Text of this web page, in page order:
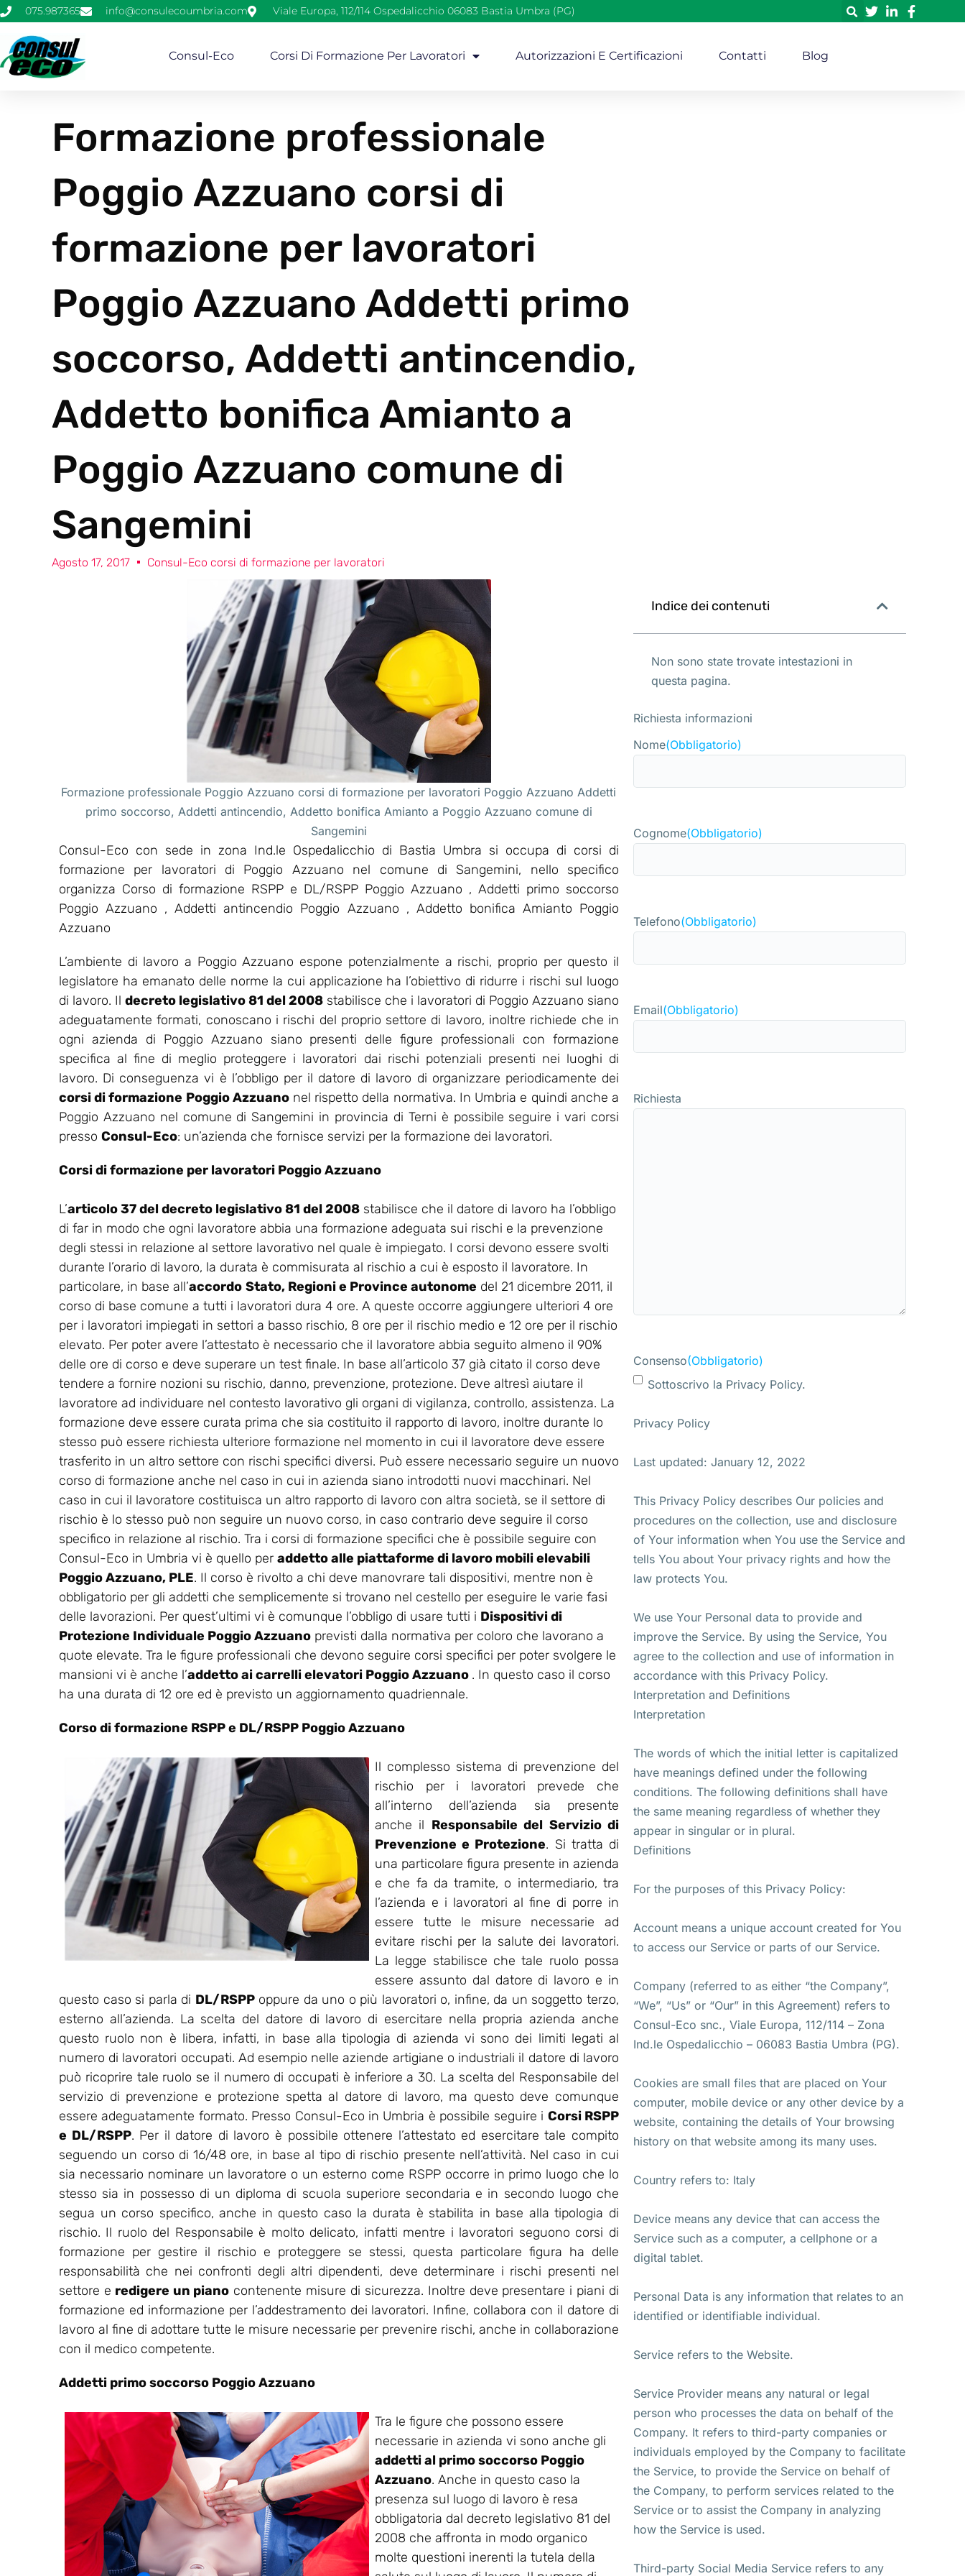
075.987365 info@consulecoumbria.com Viale Europa, 112/114 Ospedalicchio 06083 Bastia Umbra (PG)
Consul-Eco Corsi Di Formazione Per Lavoratori Autorizzazioni E Certificazioni Contatti Blog
Formazione professionale
Poggio Azzuano corsi di
formazione per lavoratori
Poggio Azzuano Addetti primo
soccorso, Addetti antincendio,
Addetto bonifica Amianto a
Poggio Azzuano comune di
Sangemini
Agosto 17, 2017 Consul-Eco corsi di formazione per lavoratori
Formazione professionale Poggio Azzuano corsi di formazione per lavoratori Poggio Azzuano Addetti
primo soccorso, Addetti antincendio, Addetto bonifica Amianto a Poggio Azzuano comune di
Sangemini
Consul-Eco con sede in zona Ind.le Ospedalicchio di Bastia Umbra si occupa di corsi di
formazione per lavoratori di Poggio Azzuano nel comune di Sangemini, nello specifico
organizza Corso di formazione RSPP e DL/RSPP Poggio Azzuano , Addetti primo soccorso
Poggio Azzuano , Addetti antincendio Poggio Azzuano , Addetto bonifica Amianto Poggio
Azzuano
L’ambiente di lavoro a Poggio Azzuano espone potenzialmente a rischi, proprio per questo il
legislatore ha emanato delle norme la cui applicazione ha l’obiettivo di ridurre i rischi sul luogo
di lavoro. Il decreto legislativo 81 del 2008 stabilisce che i lavoratori di Poggio Azzuano siano
adeguatamente formati, conoscano i rischi del proprio settore di lavoro, inoltre richiede che in
ogni azienda di Poggio Azzuano siano presenti delle figure professionali con formazione
specifica al fine di meglio proteggere i lavoratori dai rischi potenziali presenti nei luoghi di
lavoro. Di conseguenza vi è l’obbligo per il datore di lavoro di organizzare periodicamente dei
corsi di formazione Poggio Azzuanonel rispetto della normativa. In Umbria e quindi anche a
Poggio Azzuano nel comune di Sangemini in provincia di Terni è possibile seguire i vari corsi
presso Consul-Eco: un’azienda che fornisce servizi per la formazione dei lavoratori.
Corsi di formazione per lavoratori Poggio Azzuano
L’articolo 37 del decreto legislativo 81 del 2008 stabilisce che il datore di lavoro ha l’obbligo
di far in modo che ogni lavoratore abbia una formazione adeguata sui rischi e la prevenzione
degli stessi in relazione al settore lavorativo nel quale è impiegato. I corsi devono essere svolti
durante l’orario di lavoro, la durata è commisurata al rischio a cui è esposto il lavoratore. In
particolare, in base all’accordo Stato, Regioni e Province autonome del 21 dicembre 2011, il
corso di base comune a tutti i lavoratori dura 4 ore. A queste occorre aggiungere ulteriori 4 ore
per i lavoratori impiegati in settori a basso rischio, 8 ore per il rischio medio e 12 ore per il rischio
elevato. Per poter avere l’attestato è necessario che il lavoratore abbia seguito almeno il 90%
delle ore di corso e deve superare un test finale. In base all’articolo 37 già citato il corso deve
tendere a fornire nozioni su rischio, danno, prevenzione, protezione. Deve altresì aiutare il
lavoratore ad individuare nel contesto lavorativo gli organi di vigilanza, controllo, assistenza. La
formazione deve essere curata prima che sia costituito il rapporto di lavoro, inoltre durante lo
stesso può essere richiesta ulteriore formazione nel momento in cui il lavoratore deve essere
trasferito in un altro settore con rischi specifici diversi. Può essere necessario seguire un nuovo
corso di formazione anche nel caso in cui in azienda siano introdotti nuovi macchinari. Nel
caso in cui il lavoratore costituisca un altro rapporto di lavoro con altra società, se il settore di
rischio è lo stesso può non seguire un nuovo corso, in caso contrario deve seguire il corso
specifico in relazione al rischio. Tra i corsi di formazione specifici che è possibile seguire con
Consul-Eco in Umbria vi è quello per addetto alle piattaforme di lavoro mobili elevabili
Poggio Azzuano, PLE. Il corso è rivolto a chi deve manovrare tali dispositivi, mentre non è
obbligatorio per gli addetti che semplicemente si trovano nel cestello per eseguire le varie fasi
delle lavorazioni. Per quest’ultimi vi è comunque l’obbligo di usare tutti i Dispositivi di
Protezione Individuale Poggio Azzuano previsti dalla normativa per coloro che lavorano a
quote elevate. Tra le figure professionali che devono seguire corsi specifici per poter svolgere le
mansioni vi è anche l’addetto ai carrelli elevatori Poggio Azzuano . In questo caso il corso
ha una durata di 12 ore ed è previsto un aggiornamento quadriennale.
Corso di formazione RSPP e DL/RSPP Poggio Azzuano
Il complesso sistema di prevenzione del
rischio per i lavoratori prevede che
all’interno dell’azienda sia presente
anche il Responsabile del Servizio di
Prevenzione e Protezione. Si tratta di
una particolare figura presente in azienda
e che fa da tramite, o intermediario, tra
l’azienda e i lavoratori al fine di porre in
essere tutte le misure necessarie ad
evitare rischi per la salute dei lavoratori.
La legge stabilisce che tale ruolo possa
essere assunto dal datore di lavoro e in
questo caso si parla di DL/RSPPoppure da uno o più lavoratori o, infine, da un soggetto terzo,
esterno all’azienda. La scelta del datore di lavoro di esercitare nella propria azienda anche
questo ruolo non è libera, infatti, in base alla tipologia di azienda vi sono dei limiti legati al
numero di lavoratori occupati. Ad esempio nelle aziende artigiane o industriali il datore di lavoro
può ricoprire tale ruolo se il numero di occupati è inferiore a 30. La scelta del Responsabile del
servizio di prevenzione e protezione spetta al datore di lavoro, ma questo deve comunque
essere adeguatamente formato. Presso Consul-Eco in Umbria è possibile seguire i Corsi RSPP
e DL/RSPP. Per il datore di lavoro è possibile ottenere l’attestato ed esercitare tale compito
seguendo un corso di 16/48 ore, in base al tipo di rischio presente nell’attività. Nel caso in cui
sia necessario nominare un lavoratore o un esterno come RSPP occorre in primo luogo che lo
stesso sia in possesso di un diploma di scuola superiore secondaria e in secondo luogo che
segua un corso specifico, anche in questo caso la durata è stabilita in base alla tipologia di
rischio. Il ruolo del Responsabile è molto delicato, infatti mentre i lavoratori seguono corsi di
formazione per gestire il rischio e proteggere se stessi, questa particolare figura ha delle
responsabilità che nei confronti degli altri dipendenti, deve determinare i rischi presenti nel
settore e redigere un piano contenente misure di sicurezza. Inoltre deve presentare i piani di
formazione ed informazione per l’addestramento dei lavoratori. Infine, collabora con il datore di
lavoro al fine di adottare tutte le misure necessarie per prevenire rischi, anche in collaborazione
con il medico competente.
Addetti primo soccorso Poggio Azzuano
Tra le figure che possono essere
necessarie in azienda vi sono anche gli
addetti al primo soccorso Poggio
Azzuano. Anche in questo caso la
presenza sul luogo di lavoro è resa
obbligatoria dal decreto legislativo 81 del
2008 che affronta in modo organico
molte questioni inerenti la tutela della
Indice dei contenuti
Non sono state trovate intestazioni in
questa pagina.
Richiesta informazioni
Nome(Obbligatorio)
Cognome(Obbligatorio)
Telefono(Obbligatorio)
Email(Obbligatorio)
Richiesta
Consenso(Obbligatorio)
Sottoscrivo la Privacy Policy.
Privacy Policy
Last updated: January 12, 2022
This Privacy Policy describes Our policies and
procedures on the collection, use and disclosure
of Your information when You use the Service and
tells You about Your privacy rights and how the
law protects You.
We use Your Personal data to provide and
improve the Service. By using the Service, You
agree to the collection and use of information in
accordance with this Privacy Policy.
Interpretation and Definitions
Interpretation
The words of which the initial letter is capitalized
have meanings defined under the following
conditions. The following definitions shall have
the same meaning regardless of whether they
appear in singular or in plural.
Definitions
For the purposes of this Privacy Policy:
Account means a unique account created for You
to access our Service or parts of our Service.
Company (referred to as either “the Company”,
“We”, “Us” or “Our” in this Agreement) refers to
Consul-Eco snc., Viale Europa, 112/114 – Zona
Ind.le Ospedalicchio – 06083 Bastia Umbra (PG).
Cookies are small files that are placed on Your
computer, mobile device or any other device by a
website, containing the details of Your browsing
history on that website among its many uses.
Country refers to: Italy
Device means any device that can access the
Service such as a computer, a cellphone or a
digital tablet.
Personal Data is any information that relates to an
identified or identifiable individual.
Service refers to the Website.
Service Provider means any natural or legal
person who processes the data on behalf of the
Company. It refers to third-party companies or
individuals employed by the Company to facilitate
the Service, to provide the Service on behalf of
the Company, to perform services related to the
Service or to assist the Company in analyzing
how the Service is used.
Third-party Social Media Service refers to any